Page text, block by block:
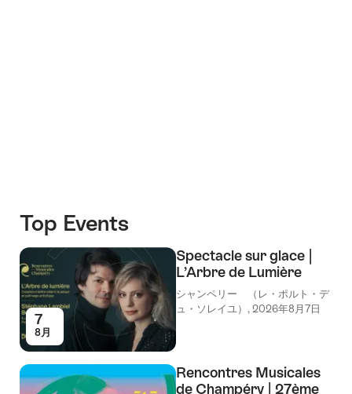
Top Events
7
8月
Spectacle sur glace |
L’Arbre de Lumière
シャンペリー （レ・ポルト・デ
ュ・ソレイユ）, 2026年8月7日
Rencontres Musicales
de Champéry | 27ème